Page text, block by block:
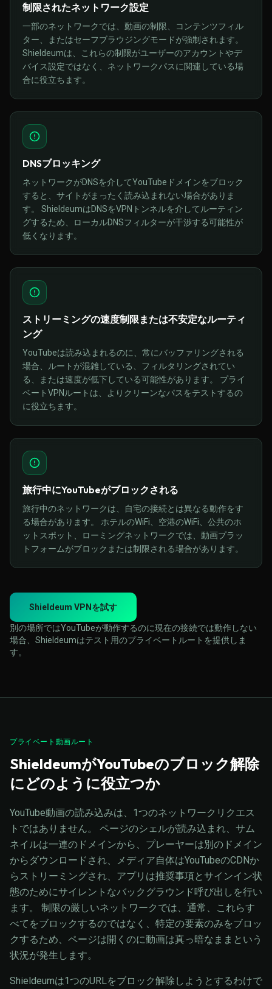
制限されたネットワーク設定
一部のネットワークでは、動画の制限、コンテンツフィル
ター、またはセーフブラウジングモードが強制されます。
Shieldeumは、これらの制限がユーザーのアカウントやデ
バイス設定ではなく、ネットワークパスに関連している場
合に役立ちます。
DNSブロッキング
ネットワークがDNSを介してYouTubeドメインをブロック
すると、サイトがまったく読み込まれない場合がありま
す。 ShieldeumはDNSをVPNトンネルを介してルーティン
グするため、ローカルDNSフィルターが干渉する可能性が
低くなります。
ストリーミングの速度制限または不安定なルーティ
ング
YouTubeは読み込まれるのに、常にバッファリングされる
場合、ルートが混雑している、フィルタリングされてい
る、または速度が低下している可能性があります。 プライ
ベートVPNルートは、よりクリーンなパスをテストするの
に役立ちます。
旅行中にYouTubeがブロックされる
旅行中のネットワークは、自宅の接続とは異なる動作をす
る場合があります。 ホテルのWiFi、空港のWiFi、公共のホ
ットスポット、ローミングネットワークでは、動画プラッ
トフォームがブロックまたは制限される場合があります。
Shieldeum VPNを試す
別の場所ではYouTubeが動作するのに現在の接続では動作しない
場合、Shieldeumはテスト用のプライベートルートを提供しま
す。
プライベート動画ルート
ShieldeumがYouTubeのブロック解除
にどのように役立つか
YouTube動画の読み込みは、1つのネットワークリクエス
トではありません。 ページのシェルが読み込まれ、サム
ネイルは一連のドメインから、プレーヤーは別のドメイン
からダウンロードされ、メディア自体はYouTubeのCDNか
らストリーミングされ、アプリは推奨事項とサインイン状
態のためにサイレントなバックグラウンド呼び出しを行い
ます。 制限の厳しいネットワークでは、通常、これらす
べてをブロックするのではなく、特定の要素のみをブロッ
クするため、ページは開くのに動画は真っ暗なままという
状況が発生します。
Shieldeumは1つのURLをブロック解除しようとするわけで